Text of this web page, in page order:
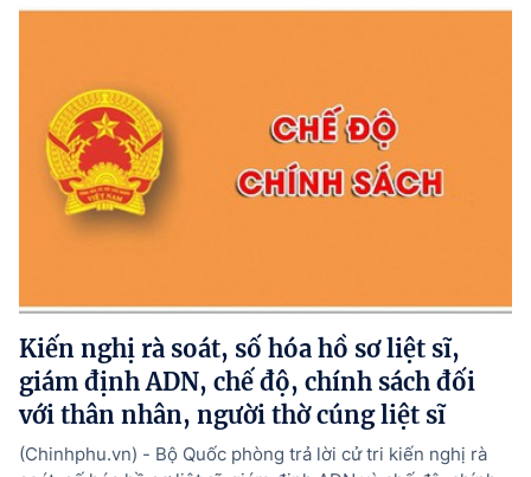
Kiến nghị rà soát, số hóa hồ sơ liệt sĩ,
giám định ADN, chế độ, chính sách đối
với thân nhân, người thờ cúng liệt sĩ
(Chinhphu.vn) - Bộ Quốc phòng trả lời cử tri kiến nghị rà